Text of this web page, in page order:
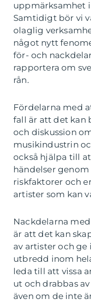
uppmärksamhet
Samtidigt bör vi
olaglig
något nytt
för- och
rapportera om
rån.
Fördelarna med
fall är att det kan
och diskussion
musikindustrin
också hjälpa till
händelser
riskfaktorer och
artister som kan
Nackdelarna
är att det kan
av artister och
utbredd inom
leda till att vissa
ut och drabbas
även om de inte